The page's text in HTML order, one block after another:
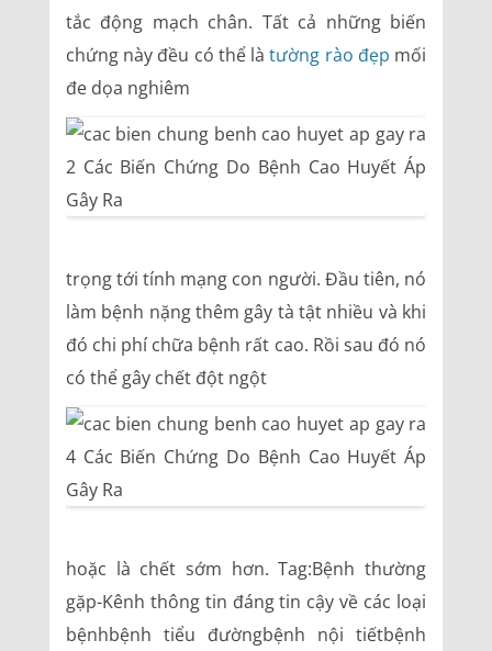
tắc động mạch chân. Tất cả những biến
chứng này đều có thể làtường rào đẹp mối
đe dọa nghiêm
trọng tới tính mạng con người. Đầu tiên, nó
làm bệnh nặng thêm gây tà tật nhiều và khi
đó chi phí chữa bệnh rất cao. Rồi sau đó nó
có thể gây chết đột ngột
hoặc là chết sớm hơn. Tag:Bệnh thường
gặp-Kênh thông tin đáng tin cậy về các loại
bệnhbệnh tiểu đườngbệnh nội tiếtbệnh